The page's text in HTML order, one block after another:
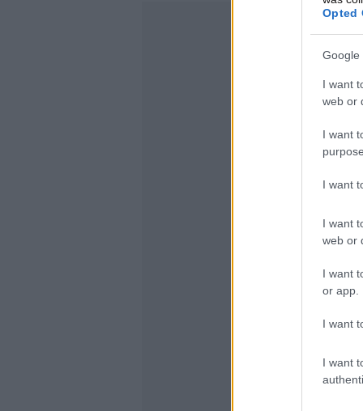
Opted
Google
I want
web or
I want
I want
I want
web or
I want
or app.
I want
I want